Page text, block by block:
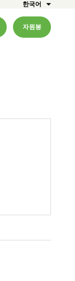
한국어
자원봉